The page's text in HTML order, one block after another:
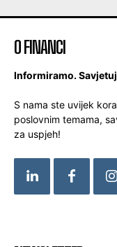
O FINANCI
Informiramo.
S nama ste uvijek
poslovnim temama,
za uspjeh!